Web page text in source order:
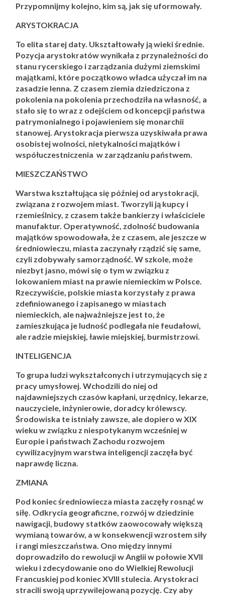
Przypomnijmy kolejno, kim są, jak się uformowały.
ARYSTOKRACJA
To elita starej daty. Ukształtowały ją wieki średnie.
Pozycja arystokratów wynikała z przynależności do
stanu rycerskiego i zarządzania dużymi ziemskimi
majątkami, które początkowo władca użyczał im na
zasadzie lenna. Z czasem ziemia dziedziczona z
pokolenia na pokolenia przechodziła na własność, a
stało się to wraz z odejściem od koncepcji państwa
patrymonialnego i pojawieniem się monarchii
stanowej. Arystokracja pierwsza uzyskiwała prawa
osobistej wolności, nietykalności majątków i
współuczestniczenia w zarządzaniu państwem.
MIESZCZAŃSTWO
Warstwa kształtująca się później od arystokracji,
związana z rozwojem miast. Tworzyli ją kupcy i
rzemieślnicy, z czasem także bankierzy i właściciele
manufaktur. Operatywność, zdolność budowania
majątków spowodowała, że z czasem, ale jeszcze w
średniowieczu, miasta zaczynały rządzić się same,
czyli zdobywały samorządność. W szkole, może
niezbyt jasno, mówi się o tym w związku z
lokowaniem miast na prawie niemieckim w Polsce.
Rzeczywiście, polskie miasta korzystały z prawa
zdefiniowanego i zapisanego w miastach
niemieckich, ale najważniejsze jest to, że
zamieszkująca je ludność podlegała nie feudałowi,
ale radzie miejskiej, ławie miejskiej, burmistrzowi.
INTELIGENCJA
To grupa ludzi wykształconych i utrzymujących się z
pracy umysłowej. Wchodzili do niej od
najdawniejszych czasów kapłani, urzędnicy, lekarze,
nauczyciele, inżynierowie, doradcy królewscy.
Środowiska te istniały zawsze, ale dopiero w XIX
wieku w związku z niespotykanym wcześniej w
Europie i państwach Zachodu rozwojem
cywilizacyjnym warstwa inteligencji zaczęła być
naprawdę liczna.
ZMIANA
Pod koniec średniowiecza miasta zaczęły rosnąć w
siłę. Odkrycia geograficzne, rozwój w dziedzinie
nawigacji, budowy statków zaowocowały większą
wymianą towarów, a w konsekwencji wzrostem siły
i rangi mieszczaństwa. Ono między innymi
doprowadziło do rewolucji w Anglii w połowie XVII
wieku i zdecydowanie ono do Wielkiej Rewolucji
Francuskiej pod koniec XVIII stulecia. Arystokraci
stracili swoją uprzywilejowaną pozycję. Czy aby